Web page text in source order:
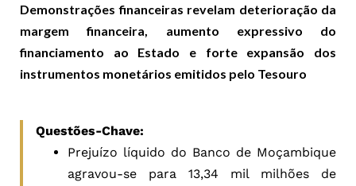
Demonstrações financeiras revelam deterioração da
margem financeira, aumento expressivo do
financiamento ao Estado e forte expansão dos
instrumentos monetários emitidos pelo Tesouro
Questões-Chave:
Prejuízo líquido do Banco de Moçambique
agravou-se para 13,34 mil milhões de